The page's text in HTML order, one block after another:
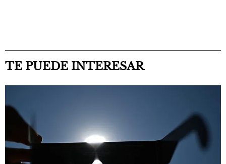
TE PUEDE INTERESAR